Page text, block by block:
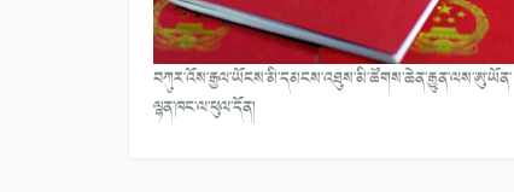
བཀུར་འོས་རྒྱལ་ཡོངས་མི་དམངས་འཐུས་མི་ཚོགས་ཆེན་རྒྱུན་ལས་ཨུ་ཡོན་
ལྷན་ཁང་ལ་ཕུལ་དོན།